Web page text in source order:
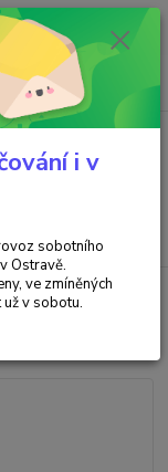
nad 2000,- Kč je
Menu
za
Květ života
i v
sobotního
Ostravě.
ve zmíněných
v sobotu.